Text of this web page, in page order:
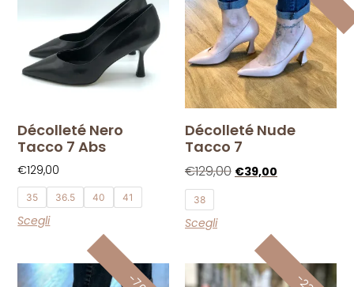
Décolleté Nero
Tacco 7 Abs
€129,00
35 36.5 40 41
Scegli
Décolleté Nude
Tacco 7
€129,00 €39,00
38
Scegli